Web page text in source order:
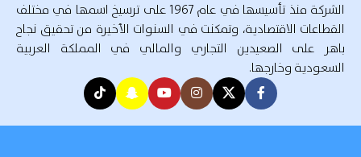
الشركة منذ تأسيسها في عام 1967 على ترسيخ اسمها في مختلف
القطاعات الاقتصادية، وتمكنت في السنوات الأخيرة من تحقيق نجاح
باهر على الصعيدين التجاري والمالي في المملكة العربية
السعودية وخارجها.